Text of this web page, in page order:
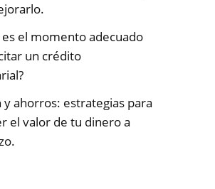
es el momento adecuado
un crédito
y ahorros: estrategias para
el valor de tu dinero a